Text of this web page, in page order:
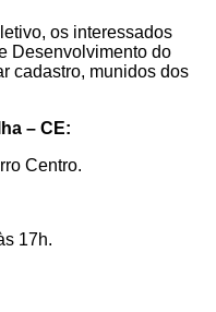
os interessados
Desenvolvimento do
cadastro, munidos dos
– CE:
Centro.
17h.